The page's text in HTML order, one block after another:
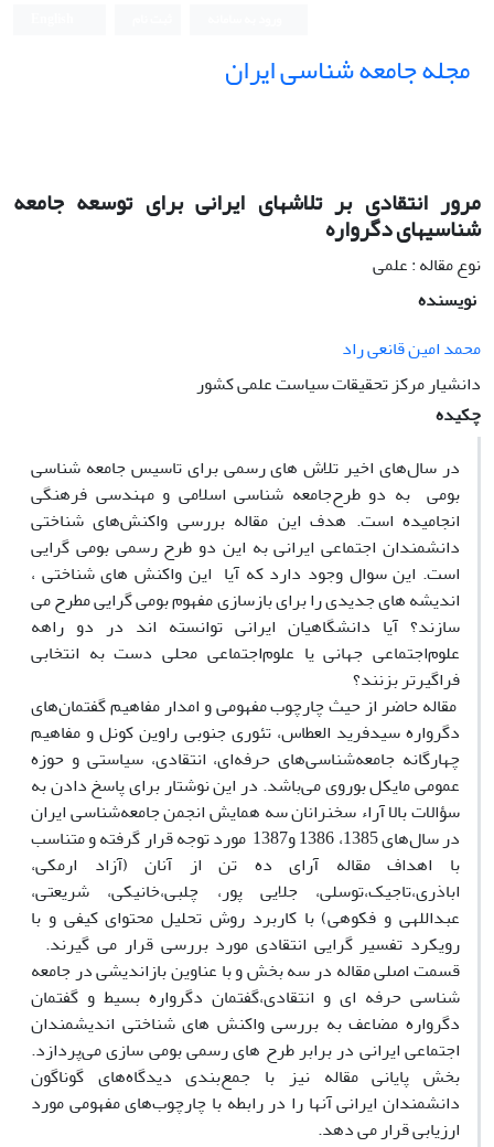
مجله جامعه شناسی ایران
مرور انتقادی بر تلاشهای ایرانی برای توسعه جامعه
شناسیهای دگرواره
نوع مقاله : علمی
نویسنده
محمد امین قانعی راد
دانشیار مرکز تحقیقات سیاست علمی کشور
چکیده
در سال‌های اخیر تلاش های رسمی برای تاسیس جامعه شناسی
بومی به دو طرح‌جامعه شناسی اسلامی و مهندسی فرهنگی
انجامیده است. هدف این مقاله بررسی واکنش‌های شناختی
دانشمندان اجتماعی ایرانی به این دو طرح رسمی بومی گرایی
است. این سوال وجود دارد که آیا این واکنش های شناختی ،
اندیشه های جدیدی را برای بازسازی مفهوم بومی گرایی مطرح می
سازند؟ آیا دانشگاهیان ایرانی توانسته اند در دو راهه
علوم‌اجتماعی جهانی یا علوم‌اجتماعی محلی دست به انتخابی
فراگیرتر بزنند؟
مقاله حاضر از حیث چارچوب مفهومی و امدار مفاهیم گفتمان‌های
دگرواره سیدفرید العطاس، تئوری جنوبی راوین کونل و مفاهیم
چهارگانه جامعه‌شناسی‌های حرفه‌ای، انتقادی، سیاستی و حوزه
عمومی مایکل بوروی می‌باشد. در این نوشتار برای پاسخ دادن به
سؤالات بالا آراء سخنرانان سه همایش انجمن جامعه‌شناسی ایران
در سال‌های 1385، 1386 و1387 مورد توجه قرار گرفته و متناسب
با اهداف مقاله آرای ده تن از آنان (آزاد ارمکی،
اباذری،تاجیک،توسلی، جلایی پور، چلبی،خانیکی، شریعتی،
عبداللهی و فکوهی) با کاربرد روش تحلیل محتوای کیفی و با
رویکرد تفسیر گرایی انتقادی مورد بررسی قرار می گیرند.
قسمت اصلی مقاله در سه بخش و با عناوین بازاندیشی در جامعه
شناسی حرفه ای و انتقادی،گفتمان دگرواره بسیط و گفتمان
دگرواره مضاعف به بررسی واکنش های شناختی اندیشمندان
اجتماعی ایرانی در برابر طرح های رسمی بومی سازی می‌پردازد.
بخش پایانی مقاله نیز با جمع‌بندی دیدگاه‌های گوناگون
دانشمندان ایرانی آنها را در رابطه با چارچوب‌های مفهومی مورد
ارزیابی قرار می دهد.